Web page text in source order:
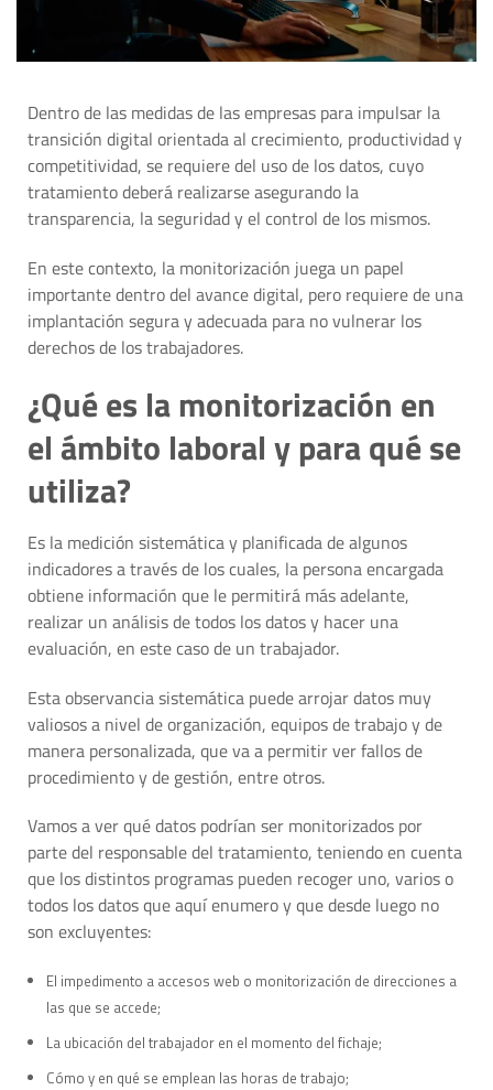
Dentro de las medidas de las empresas para impulsar la
transición digital orientada al crecimiento, productividad y
competitividad, se requiere del uso de los datos, cuyo
tratamiento deberá realizarse asegurando la
transparencia, la seguridad y el control de los mismos.
En este contexto, la monitorización juega un papel
importante dentro del avance digital, pero requiere de una
implantación segura y adecuada para no vulnerar los
derechos de los trabajadores.
¿Qué es la monitorización en
el ámbito laboral y para qué se
utiliza?
Es la medición sistemática y planificada de algunos
indicadores a través de los cuales, la persona encargada
obtiene información que le permitirá más adelante,
realizar un análisis de todos los datos y hacer una
evaluación, en este caso de un trabajador.
Esta observancia sistemática puede arrojar datos muy
valiosos a nivel de organización, equipos de trabajo y de
manera personalizada, que va a permitir ver fallos de
procedimiento y de gestión, entre otros.
Vamos a ver qué datos podrían ser monitorizados por
parte del responsable del tratamiento, teniendo en cuenta
que los distintos programas pueden recoger uno, varios o
todos los datos que aquí enumero y que desde luego no
son excluyentes:
El impedimento a accesos web o monitorización de direcciones a
las que se accede;
La ubicación del trabajador en el momento del fichaje;
Cómo y en qué se emplean las horas de trabajo;